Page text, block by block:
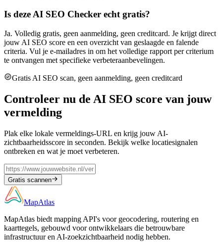
Is deze AI SEO Checker echt gratis?
Ja. Volledig gratis, geen aanmelding, geen creditcard. Je krijgt direct
jouw AI SEO score en een overzicht van geslaagde en falende
criteria. Vul je e-mailadres in om het volledige rapport per criterium
te ontvangen met specifieke verbeteraanbevelingen.
Gratis AI SEO scan, geen aanmelding, geen creditcard
Controleer nu de AI SEO score van jouw
vermelding
Plak elke lokale vermeldings-URL en krijg jouw AI-
zichtbaarheidsscore in seconden. Bekijk welke locatiesignalen
ontbreken en wat je moet verbeteren.
Gratis scannen
MapAtlas
MapAtlas biedt mapping API's voor geocodering, routering en
kaarttegels, gebouwd voor ontwikkelaars die betrouwbare
infrastructuur en AI-zoekzichtbaarheid nodig hebben.